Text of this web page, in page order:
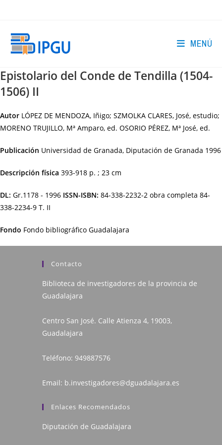
MENÚ
Epistolario del Conde de Tendilla (1504-
1506) II
Autor LÓPEZ DE MENDOZA, Iñigo; SZMOLKA CLARES, José, estudio;
MORENO TRUJILLO, Mª Amparo, ed. OSORIO PÉREZ, Mª José, ed.
Publicación Universidad de Granada, Diputación de Granada 1996
Descripción física 393-918 p. ; 23 cm
DL: Gr.1178 - 1996 ISSN-ISBN: 84-338-2232-2 obra completa 84-
338-2234-9 T. II
Fondo Fondo bibliográfico Guadalajara
Contacto
Biblioteca de investigadores de la provincia de
Guadalajara
Centro San José. Calle Atienza 4, 19003,
Guadalajara
Teléfono: 949887576
Email: b.investigadores@dguadalajara.es
Enlaces Recomendados
Diputación de Guadalajara